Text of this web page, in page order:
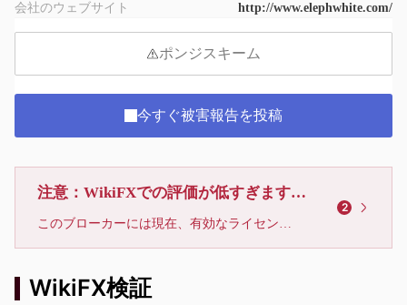
9
会社のウェブサイト http://www.elephwhite.com/
ポンジスキーム
今すぐ被害報告を投稿
注意：WikiFXでの評価が低すぎます、利用しないでください
このブローカーには現在、有効なライセンスが確認されていません。リスクにご注意下さい！
2
WikiFX検証